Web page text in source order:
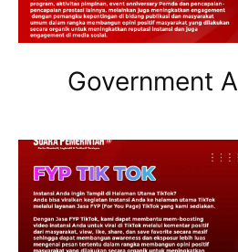
Government